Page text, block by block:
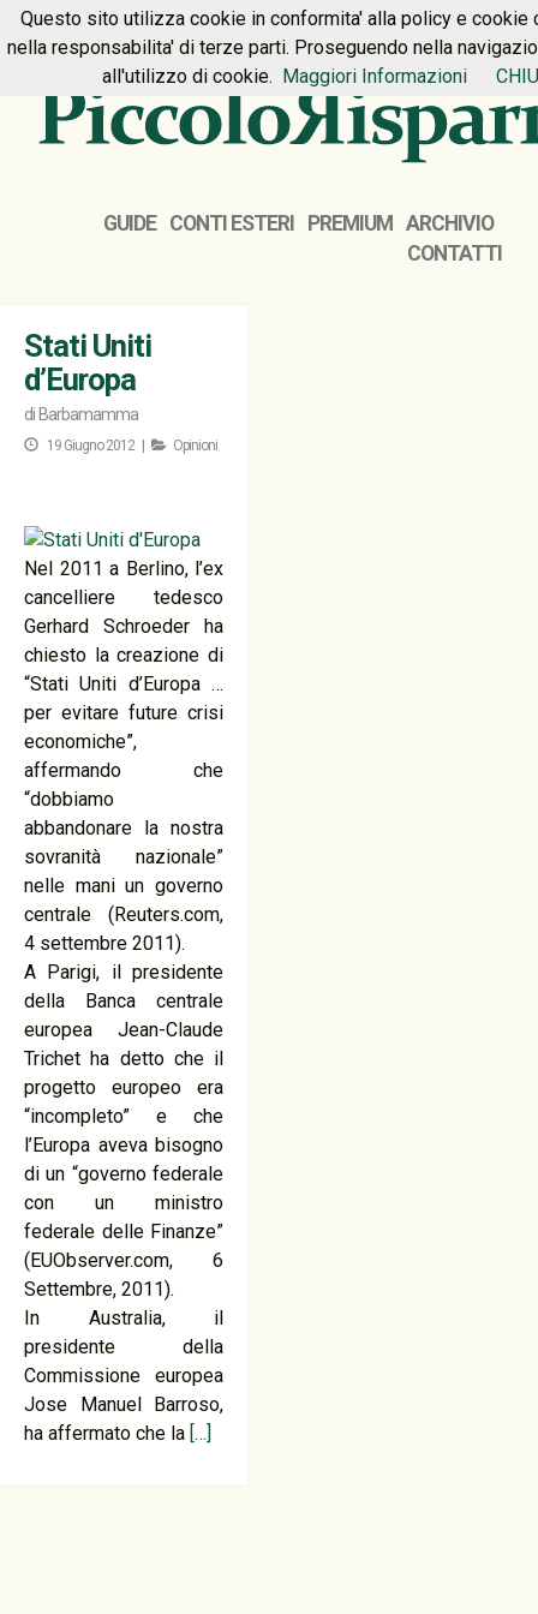
HOME PREMIUM CONTATTI
GUIDE CONTI ESTERI PREMIUM
ARCHIVIO
CONTATTI
Stati Uniti
d’Europa
di Barbamamma
19 Giugno 2012 | Opinioni
Nel 2011 a Berlino, l’ex
cancelliere tedesco
Gerhard Schroeder ha
chiesto la creazione di
“Stati Uniti d’Europa …
per evitare future crisi
economiche”,
affermando che
“dobbiamo
abbandonare la nostra
sovranità nazionale”
nelle mani un governo
centrale (Reuters.com,
4 settembre 2011).
A Parigi, il presidente
della Banca centrale
europea Jean-Claude
Trichet ha detto che il
progetto europeo era
“incompleto” e che
l’Europa aveva bisogno
di un “governo federale
con un ministro
federale delle Finanze”
(EUObserver.com, 6
Settembre, 2011).
In Australia, il
presidente della
Commissione europea
Jose Manuel Barroso,
ha affermato che la […]
Questo sito utilizza cookie in conformita' alla policy e cookie
nella responsabilita' di terze parti. Proseguendo nella
all'utilizzo di cookie. Maggiori Informazioni